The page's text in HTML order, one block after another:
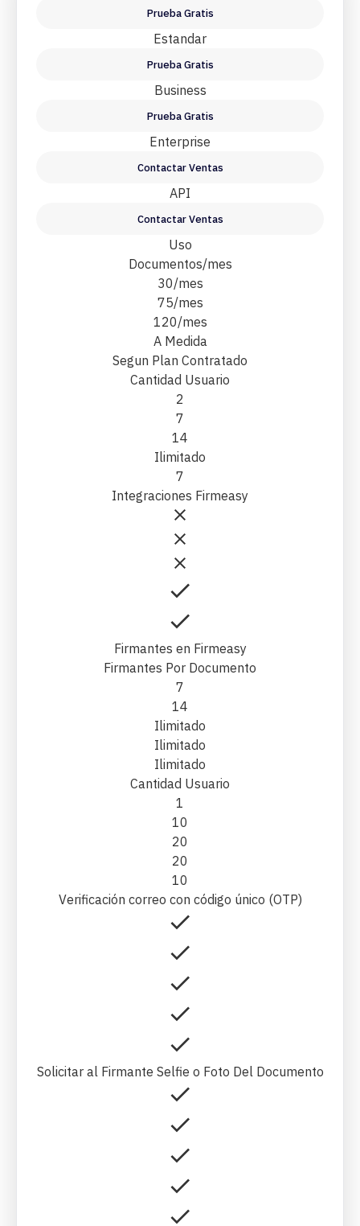
Prueba Gratis
Estandar
Prueba Gratis
Business
Prueba Gratis
Enterprise
Contactar Ventas
API
Contactar Ventas
Uso
Documentos/mes
30/mes
75/mes
120/mes
A Medida
Segun Plan Contratado
Cantidad Usuario
2
7
14
Ilimitado
7
Integraciones Firmeasy
Firmantes en Firmeasy
Firmantes Por Documento
7
14
Ilimitado
Ilimitado
Ilimitado
Cantidad Usuario
1
10
20
20
10
Verificación correo con código único (OTP)
Solicitar al Firmante Selfie o Foto Del Documento